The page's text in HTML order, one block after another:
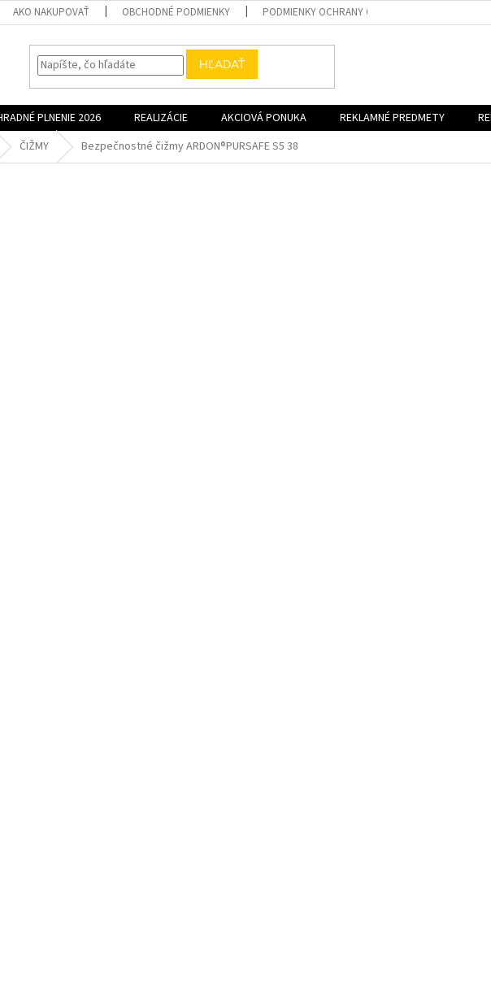
AKO NAKUPOVAŤ OBCHODNÉ PODMIENKY PODMIENKY OCHRANY OSOBNÝCH ÚDAJOV
HĽADAŤ
PLNENIE 2026 REALIZÁCIE AKCIOVÁ PONUKA REKLAMNÉ PREDMETY
ČIŽMY Bezpečnostné čižmy ARDON®PURSAFE S5 38